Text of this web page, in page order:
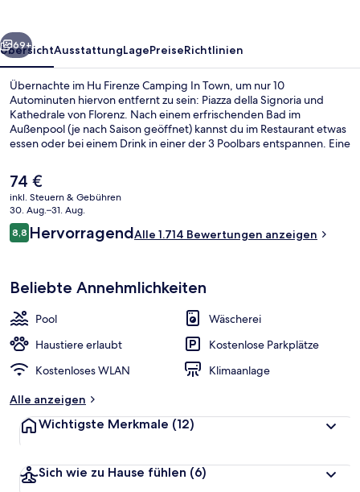
Weiter
69+
ÜbersichtAusstattungLagePreiseRichtlinien
Übernachte im Hu Firenze Camping In Town, um nur 10
Autominuten hiervon entfernt zu sein: Piazza della Signoria und
Kathedrale von Florenz. Nach einem erfrischenden Bad im
Außenpool (je nach Saison geöffnet) kannst du im Restaurant etwas
essen oder bei einem Drink in einer der 3 Poolbars entspannen. Eine
ebenfalls zum Angebot. Andere Reisende lieben das hilfsbereite
Personal und das Restaurant.
Der
aktuelle
Preis
beträgt
74 €.
74 €
inkl. Steuern & Gebühren
30. Aug.–31. Aug.
Bewertungen
8,88,8 von 10.
HervorragendAlle 1.714 Bewertungen anzeigen
Beliebte Annehmlichkeiten
Pool
Wäscherei
Haustiere erlaubt
Kostenlose Parkplätze
Kostenloses WLAN
Klimaanlage
Alle anzeigen
Wichtigste Merkmale (12)
Sich wie zu Hause fühlen (6)